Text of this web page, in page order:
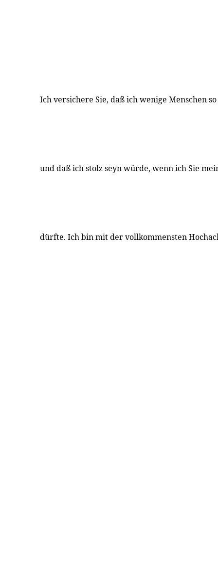
Ich versichere Sie, daß ich wenige Menschen
und daß ich stolz seyn würde, wenn ich Sie
dürfte. Ich bin mit der vollkommensten